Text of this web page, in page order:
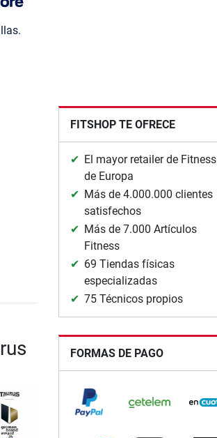
FITSHOP TE OFRECE
El mayor retailer de Fitness
de Europa
Más de 4.000.000 clientes
satisfechos
Más de 7.000 Artículos
Fitness
69 Tiendas físicas
especializadas
75 Técnicos propios
FORMAS DE PAGO